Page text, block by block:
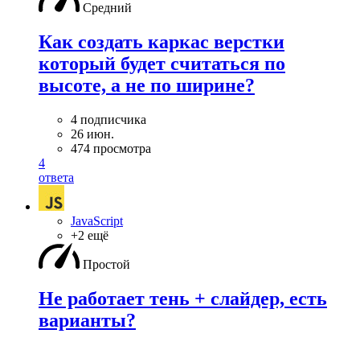
Средний
Как создать каркас верстки
который будет считаться по
высоте, а не по ширине?
4 подписчика
26 июн.
474 просмотра
4
ответа
JavaScript
+2 ещё
Простой
Не работает тень + слайдер, есть
варианты?